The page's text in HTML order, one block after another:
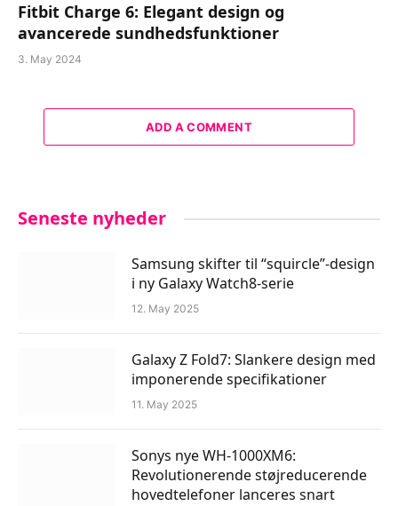
Fitbit Charge 6: Elegant design og
avancerede sundhedsfunktioner
3. May 2024
ADD A COMMENT
Seneste nyheder
Samsung skifter til “squircle”-design
i ny Galaxy Watch8-serie
12. May 2025
Galaxy Z Fold7: Slankere design med
imponerende specifikationer
11. May 2025
Sonys nye WH-1000XM6:
Revolutionerende støjreducerende
hovedtelefoner lanceres snart